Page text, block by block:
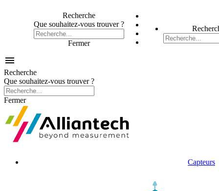
Recherche
Que souhaitez-vous trouver ?
Fermer

Recherche
Que souhaitez-vous trouver ?
Fermer
Capteurs